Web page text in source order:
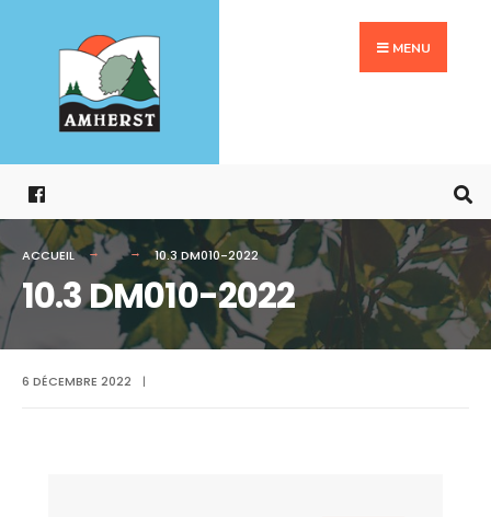
contenu
MENU
ACCUEIL 10.3 DM010-2022
10.3 DM010-2022
6 DÉCEMBRE 2022 |
for: